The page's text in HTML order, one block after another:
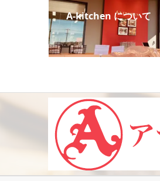
A-kitchen について